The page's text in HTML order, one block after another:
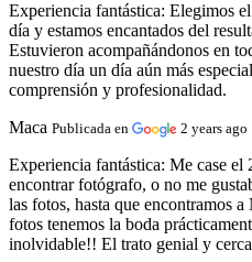
Experiencia fantástica: Elegimos
día y estamos encantados del
Estuvieron acompañándonos en
nuestro día un día aún más
comprensión y profesionalidad.
Maca Publicada en 2 years ago
Experiencia fantástica: Me case el
encontrar fotógrafo, o no me
las fotos, hasta que encontramos
fotos tenemos la boda
inolvidable!! El trato genial y